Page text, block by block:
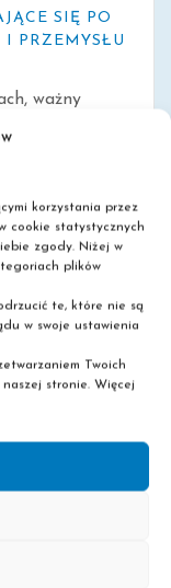
korzystania przez
cookie statystycznych
zgody. Niżej w
plików
te, które nie są
w swoje ustawienia
Twoich
stronie. Więcej
SIĘ PO
PRZEMYSŁU
ważny
na
położone